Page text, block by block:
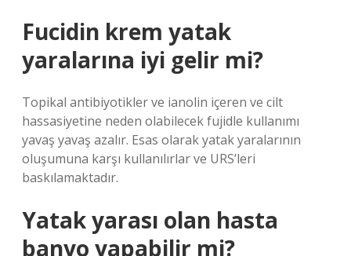
Fucidin krem yatak
yaralarına iyi gelir mi?
Topikal antibiyotikler ve ianolin içeren ve cilt
hassasiyetine neden olabilecek fujidle kullanımı
yavaş yavaş azalır. Esas olarak yatak yaralarının
oluşumuna karşı kullanılırlar ve URS’leri
baskılamaktadır.
Yatak yarası olan hasta
banyo yapabilir mi?